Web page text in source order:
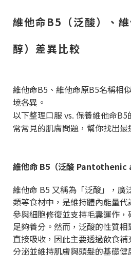
維他命B5（泛酸）、
醇）差異比較
維他命B5、維他命原B5名稱相
境各異。
以下整理口服 vs. 保養維他命
常常見的肌膚問題，幫你找出最
維他命 B5（泛酸 Pantothenic
維他命 B5 又稱為「泛酸」，廣
類等食材中，是維持體內能量
參與細胞修復並支持毛囊運作
足夠養分。然而，泛酸的性質
直接吸收，因此主要透過飲食
分泌並維持肌膚與頭髮的基礎健